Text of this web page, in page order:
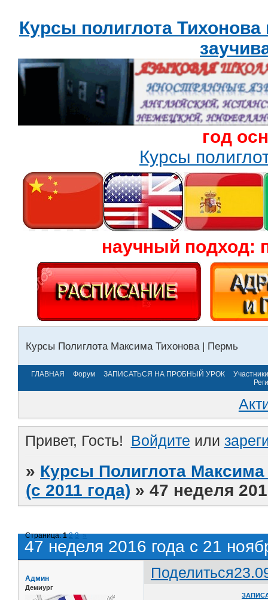
Курсы полиглота
год
Курсы
научный подход:
Курсы Полиглота Максима Тихонова | Пермь
ГЛАВНАЯ Форум ЗАПИСАТЬСЯ НА ПРОБНЫЙ УРОК
Участники
Привет, Гость! Войдите или
» Курсы Полиглота
(с 2011 года) »47 неделя
47 неделя 2016 года с 21
Страница:1 2 3 »
Поделиться
Админ
Демиург